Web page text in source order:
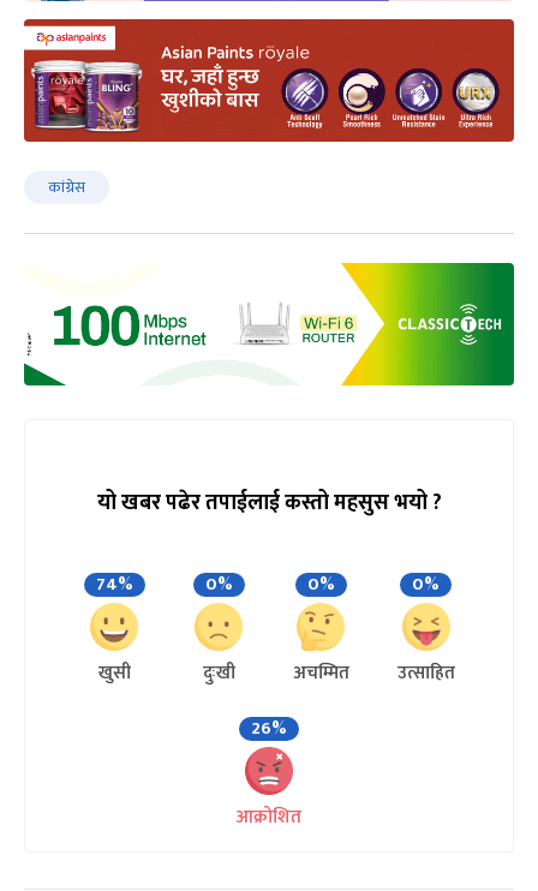
कांग्रेस
यो खबर पढेर तपाईलाई कस्तो महसुस भयो ?
74%
खुसी
0%
दुःखी
0%
अचम्मित
0%
उत्साहित
26%
आक्रोशित